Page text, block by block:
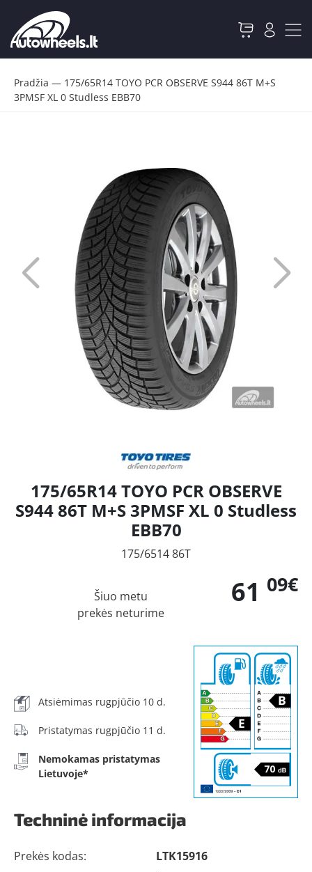
Pradžia — 175/65R14 TOYO PCR OBSERVE S944 86T M+S
3PMSF XL 0 Studless EBB70
175/65R14 TOYO PCR OBSERVE
S944 86T M+S 3PMSF XL 0 Studless
EBB70
175/6514 86T
61 09€
Šiuo metu
prekės neturime
Atsiėmimas rugpjūčio 10 d.
Pristatymas rugpjūčio 11 d.
Nemokamas pristatymas
Lietuvoje*
Techninė informacija
Prekės kodas:
LTK15916